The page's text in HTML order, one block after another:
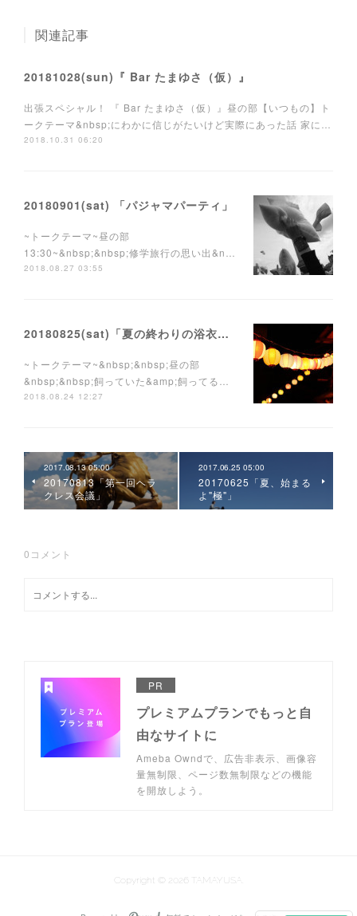
関連記事
20181028(sun)『 Bar たまゆさ（仮）』
出張スペシャル！ 『 Bar たまゆさ（仮）』昼の部【いつもの】ト
ークテーマ&nbsp;にわかに信じがたいけど実際にあった話 家に…
2018.10.31 06:20
20180901(sat) 「パジャマパーティ」
~トークテーマ~昼の部
13:30~&nbsp;&nbsp;修学旅行の思い出&n…
2018.08.27 03:55
20180825(sat)「夏の終わりの浴衣祭り」
~トークテーマ~&nbsp;&nbsp;昼の部
&nbsp;&nbsp;飼っていた&amp;飼ってる…
2018.08.24 12:27
2017.08.13 05:00
20170813「第一回ヘラ
クレス会議」
2017.06.25 05:00
20170625「夏、始まる
よ"極"」
0 コメント
PR
プレミアムプランでもっと自
由なサイトに
Ameba Owndで、広告非表示、画像容
量無制限、ページ数無制限などの機能
を開放しよう。
Copyright © 2026 TAMAYUSA